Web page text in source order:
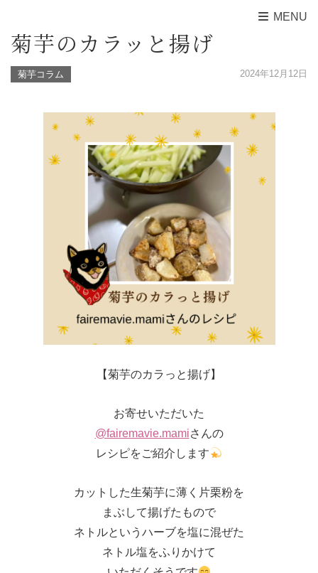
MENU
菊芋のカラッと揚げ
菊芋コラム 2024年12月12日
【菊芋のカラっと揚げ】
お寄せいただいた
@fairemavie.mamiさんの
レシピをご紹介します
カットした生菊芋に薄く片栗粉を
まぶして揚げたもので
ネトルというハーブを塩に混ぜた
ネトル塩をふりかけて